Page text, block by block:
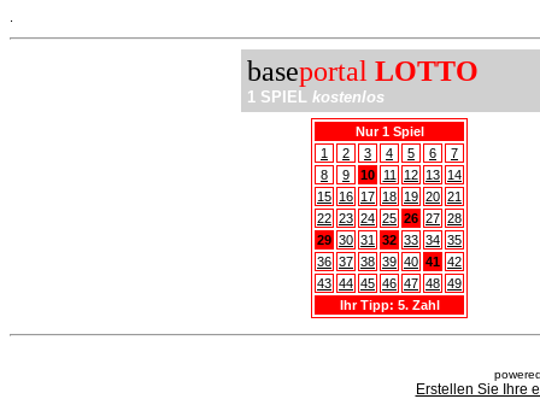
baseportal LOTTO
1 SPIEL kostenlos
Nur 1 Spiel
1
2 3 4 5 6
7
8
9 10 11 12 13 14
15 16 17 18 19 20 21
22 23 24 25 26 27 28
29 30 31 32 33 34 35
36 37 38 39 40 41 42
43 44 45 46 47 48 49
Ihr Tipp: 5. Zahl
Erstellen Sie Ihre